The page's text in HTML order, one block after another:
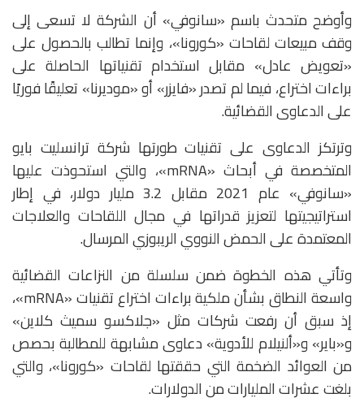
وأوضح متحدث باسم «سانوفي» أن الشركة لا تسعى إلى
وقف مبيعات لقاحات «كورونا»، وإنما تطالب بالحصول على
«تعويض عادل» مقابل استخدام تقنياتها الحاصلة على
براءات اختراع، فيما لم تصدر «فايزر» أو «موديرنا» تعليقًا فوريًا
على الدعاوى القضائية.
وترتكز الدعاوى على تقنيات طورتها شركة ترانسليت بايو
المتخصصة في أبحاث «mRNA»، والتي استحوذت عليها
«سانوفي» عام 2021 مقابل 3.2 مليار دولار، في إطار
استراتيجيتها لتعزيز قدراتها في مجال اللقاحات والعلاجات
المعتمدة على الحمض النووي الريبوزي المرسال.
وتأتي هذه الخطوة ضمن سلسلة من النزاعات القضائية
واسعة النطاق بشأن ملكية براءات اختراع تقنيات «mRNA»،
إذ سبق أن رفعت شركات مثل «جلاكسو سميث كلاين»
و«باير» و«ألنيلام للأدوية» دعاوى مشابهة للمطالبة بحصص
من العوائد الضخمة التي حققتها لقاحات «كورونا»، والتي
بلغت عشرات المليارات من الدولارات.